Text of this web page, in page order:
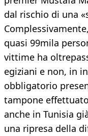
dal rischio di una
quasi 99mila
vittime ha
egiziani e non, in
obbligatorio
tampone
anche in Tunisia
una ripresa della